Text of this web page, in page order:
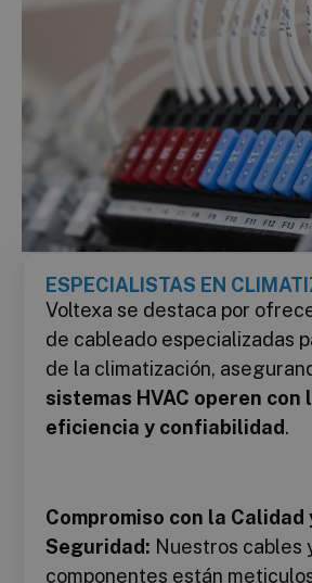
ESPECIALISTAS EN
Voltexa se destaca por
de cableado especializadas
de la climatización,
sistemas HVAC operen con
eficiencia y confiabilidad.
Compromiso con la Calidad
Seguridad: Nuestros cables
componentes están